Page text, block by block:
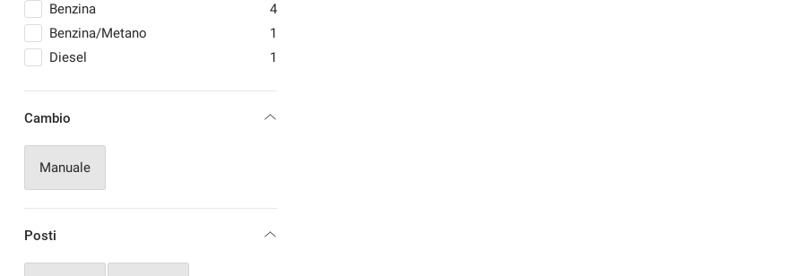
Benzina
4
Benzina/Metano
1
Diesel
1
Cambio
Manuale
Posti